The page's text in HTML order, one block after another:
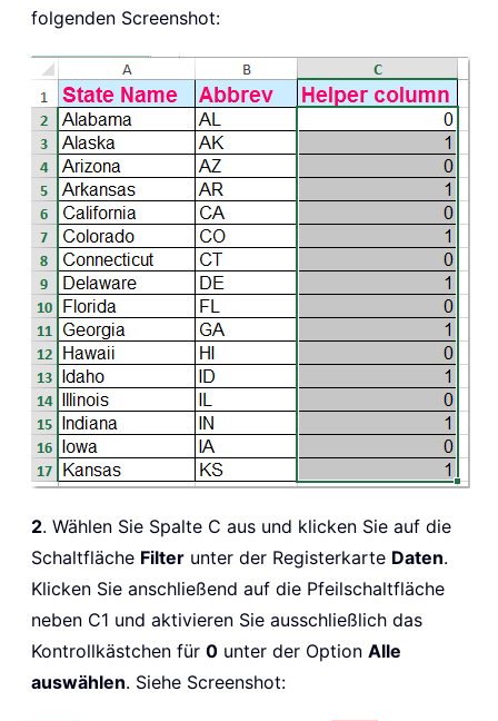
folgenden Screenshot:
2. Wählen Sie Spalte C aus und klicken Sie auf die
Schaltfläche Filter unter der Registerkarte Daten.
Klicken Sie anschließend auf die Pfeilschaltfläche
neben C1 und aktivieren Sie ausschließlich das
Kontrollkästchen für 0 unter der Option Alle
auswählen. Siehe Screenshot: